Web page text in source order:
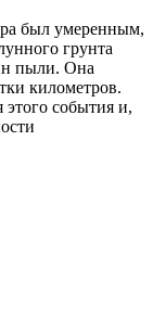
был умеренным,
грунта
пыли. Она
километров.
события и,